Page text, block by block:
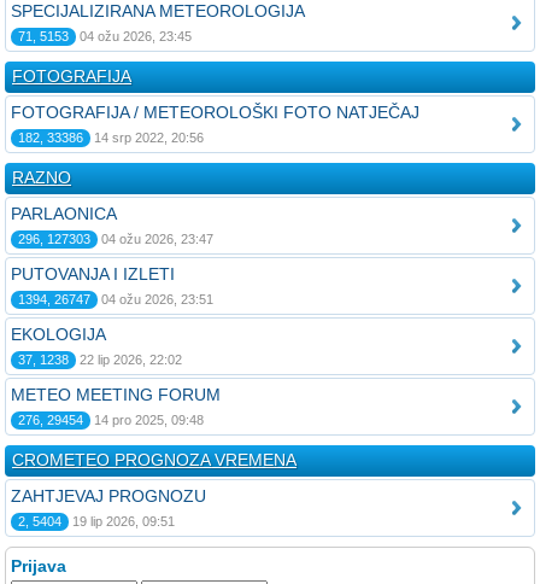
SPECIJALIZIRANA METEOROLOGIJA
71, 5153 04 ožu 2026, 23:45
FOTOGRAFIJA
FOTOGRAFIJA / METEOROLOŠKI FOTO NATJEČAJ
182, 33386 14 srp 2022, 20:56
RAZNO
PARLAONICA
296, 127303 04 ožu 2026, 23:47
PUTOVANJA I IZLETI
1394, 26747 04 ožu 2026, 23:51
EKOLOGIJA
37, 1238 22 lip 2026, 22:02
METEO MEETING FORUM
276, 29454 14 pro 2025, 09:48
CROMETEO PROGNOZA VREMENA
ZAHTJEVAJ PROGNOZU
2, 5404 19 lip 2026, 09:51
Prijava